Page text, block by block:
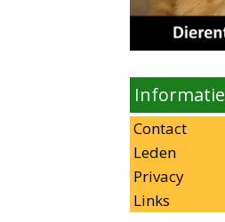
Informatie
Contact
Leden
Privacy
Links